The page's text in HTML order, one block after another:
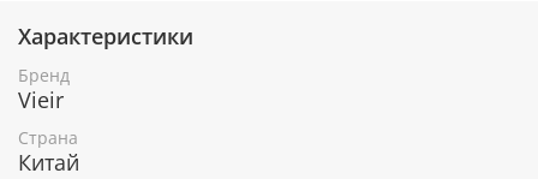
110°C.Фильтр сетчатый муфтовый грубой очистки,
косой, предназначен для очистки потока от
механических примесей в трубопроводных
системах различного назначения.Корпус фильтра
имеет камеру, в которую установлен фильтрующий
элемент с размерами ячеек 500 мкм.
Характеристики
Бренд
Vieir
Страна
Китай